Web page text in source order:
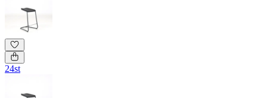
24st